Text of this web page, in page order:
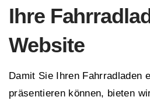
Ihre
Website
Damit Sie Ihren Fahrradladen
präsentieren können, bieten